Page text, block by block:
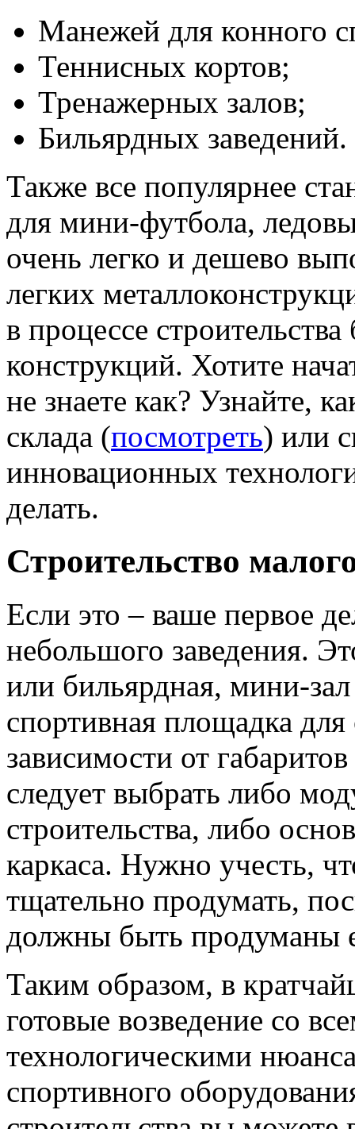
Манежей для конного
Теннисных кортов;
Тренажерных залов;
Бильярдных заведений.
Также все популярнее
для мини-футбола,
очень легко и дешево
легких
в процессе
конструкций. Хотите
не знаете как? Узнайте,
склада (посмотреть) или
инновационных
делать.
Строительство
Если это – ваше первое
небольшого заведения.
или бильярдная, мини-
спортивная площадка
зависимости от
следует выбрать либо
строительства, либо
каркаса. Нужно учесть,
тщательно продумать,
должны быть продуманы
Таким образом, в
готовые возведение со
технологическими
спортивного